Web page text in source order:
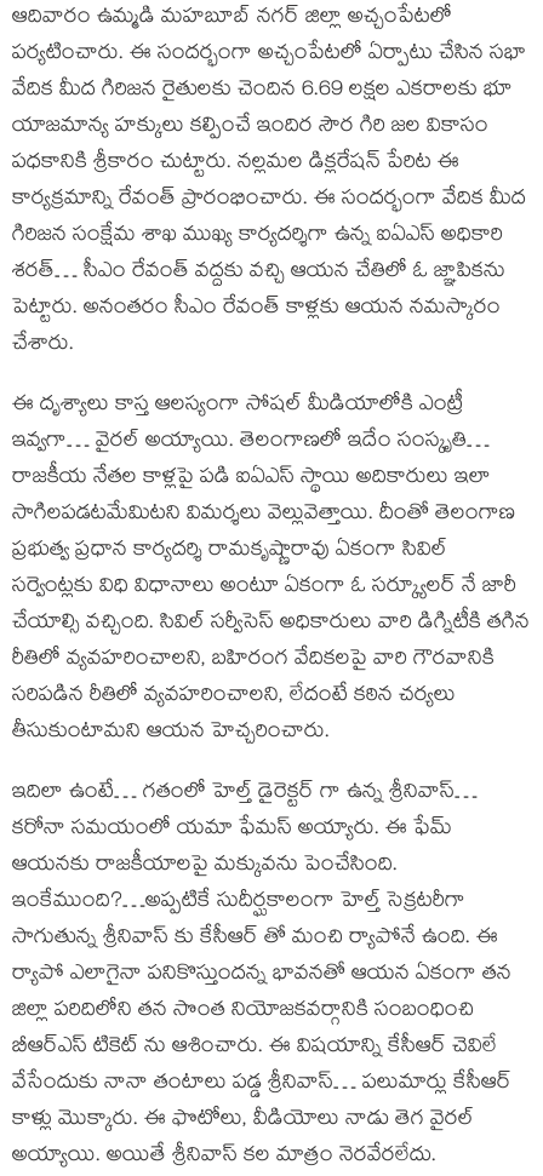
ఆదివారం ఉమ్మడి మహబూబ్ నగర్ జిల్లా అచ్చంపేటలో
పర్యటించారు. ఈ సందర్భంగా అచ్చంపేటలో ఏర్పాటు చేసిన సభా
వేదిక మీద గిరిజన రైతులకు చెందిన 6.69 లక్షల ఎకరాలకు భూ
యాజమాన్య హక్కులు కల్పించే ఇందిర సౌర గిరి జల వికాసం
పధకానికి శ్రీకారం చుట్టారు. నల్లమల డిక్లరేషన్ పేరిట ఈ
కార్యక్రమాన్ని రేవంత్ ప్రారంభించారు. ఈ సందర్భంగా వేదిక మీద
గిరిజన సంక్షేమ శాఖ ముఖ్య కార్యదర్శిగా ఉన్న ఐఏఎస్ అధికారి
శరత్… సీఎం రేవంత్ వద్దకు వచ్చి ఆయన చేతిలో ఓ జ్ఞాపికను
పెట్టారు. అనంతరం సీఎం రేవంత్ కాళ్లకు ఆయన నమస్కారం
చేశారు.
ఈ దృశ్యాలు కాస్త ఆలస్యంగా సోషల్ మీడియాలోకి ఎంట్రీ
ఇవ్వగా… వైరల్ అయ్యాయి. తెలంగాణలో ఇదేం సంస్కృతి…
రాజకీయ నేతల కాళ్లపై పడి ఐఏఎస్ స్థాయి అదికారులు ఇలా
సాగిలపడటమేమిటని విమర్శలు వెల్లువెత్తాయి. దీంతో తెలంగాణ
ప్రభుత్వ ప్రధాన కార్యదర్శి రామకృష్ణారావు ఏకంగా సివిల్
సర్వెంట్లకు విధి విధానాలు అంటూ ఏకంగా ఓ సర్క్యూలర్ నే జారీ
చేయాల్సి వచ్చింది. సివిల్ సర్వీసెస్ అధికారులు వారి డిగ్నిటీకి తగిన
రీతిలో వ్యవహరించాలని, బహిరంగ వేదికలపై వారి గౌరవానికి
సరిపడిన రీతిలో వ్యవహరించాలని, లేదంటే కఠిన చర్యలు
తీసుకుంటామని ఆయన హెచ్చరించారు.
ఇదిలా ఉంటే… గతంలో హెల్త్ డైరెక్టర్ గా ఉన్న శ్రీనివాస్…
కరోనా సమయంలో యమా ఫేమస్ అయ్యారు. ఈ ఫేమ్
ఆయనకు రాజకీయాలపై మక్కువను పెంచేసింది.
ఇంకేముంది?…అప్పటికే సుదీర్ఘకాలంగా హెల్త్ సెక్రటరీగా
సాగుతున్న శ్రీనివాస్ కు కేసీఆర్ తో మంచి ర్యాపోనే ఉంది. ఈ
ర్యాపో ఎలాగైనా పనికొస్తుందన్న భావనతో ఆయన ఏకంగా తన
జిల్లా పరిదిలోని తన సొంత నియోజకవర్గానికి సంబంధించి
బీఆర్ఎస్ టికెట్ ను ఆశించారు. ఈ విషయాన్ని కేసీఆర్ చెవిలే
వేసేందుకు నానా తంటాలు పడ్డ శ్రీనివాస్… పలుమార్లు కేసీఆర్
కాళ్లు మొక్కారు. ఈ ఫొటోలు, వీడియోలు నాడు తెగ వైరల్
అయ్యాయి. అయితే శ్రీనివాస్ కల మాత్రం నెరవేరలేదు.